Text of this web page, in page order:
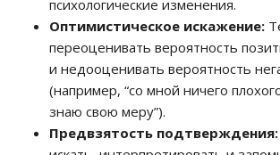
психологические изменения.
Оптимистическое искажение:
переоценивать вероятность
и недооценивать вероятность
(например, “со мной ничего
знаю свою меру”).
Предвзятость подтверждения: